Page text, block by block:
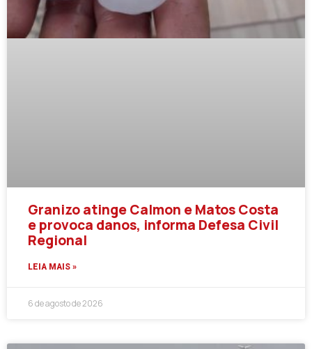
Granizo atinge Calmon e Matos Costa
e provoca danos, informa Defesa Civil
Regional
LEIA MAIS »
6 de agosto de 2026